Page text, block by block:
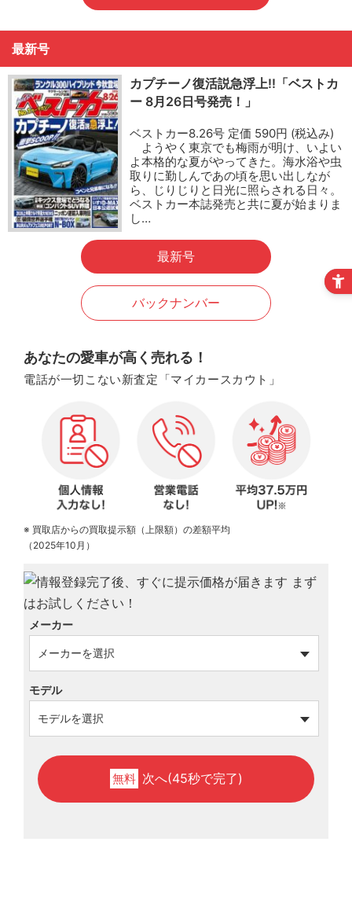
最新号
カプチーノ復活説急浮上!!「ベストカ
ー 8月26日号発売！」
ベストカー8.26号 定価 590円 (税込み)
ようやく東京でも梅雨が明け、いよい
よ本格的な夏がやってきた。海水浴や虫
取りに勤しんであの頃を思い出しなが
ら、じりじりと日光に照らされる日々。
ベストカー本誌発売と共に夏が始まりま
し…
最新号
バックナンバー
あなたの愛車が高く売れる！
電話が一切こない新査定「マイカースカウト」
※ 買取店からの買取提示額（上限額）の差額平均
（2025年10月）
メーカー
モデル
無料 次へ(45秒で完了)